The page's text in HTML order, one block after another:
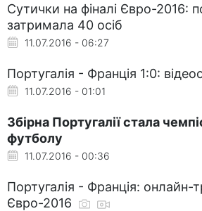
Сутички на фіналі Євро-2016:
затримала 40 осіб
11.07.2016 - 06:27
Португалія - Франція 1:0:
11.07.2016 - 01:01
Збірна Португалії стала
футболу
11.07.2016 - 00:36
Португалія - Франція: онлайн-
Євро-2016